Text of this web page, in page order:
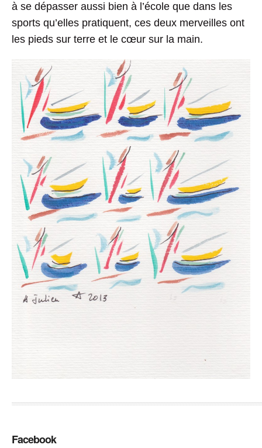
à se dépasser aussi bien à l’école que dans les
sports qu’elles pratiquent, ces deux merveilles ont
les pieds sur terre et le cœur sur la main.
Facebook